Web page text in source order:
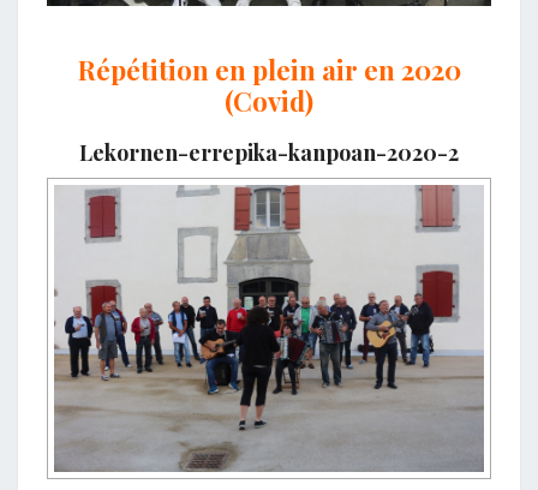
Répétition en plein air en 2020
(Covid)
Lekornen-errepika-kanpoan-2020-2